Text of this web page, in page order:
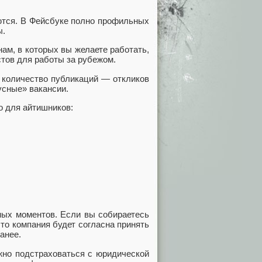
В Фейсбуке полно профильных
в которых вы желаете работать,
для работы за рубежом.
публикаций — откликов
вакансии.
для айтишников:
моментов. Если вы собираетесь
компания будет согласна принять
подстраховаться с юридической